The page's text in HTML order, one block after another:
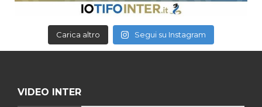
Carica altro Segui su Instagram
VIDEO INTER